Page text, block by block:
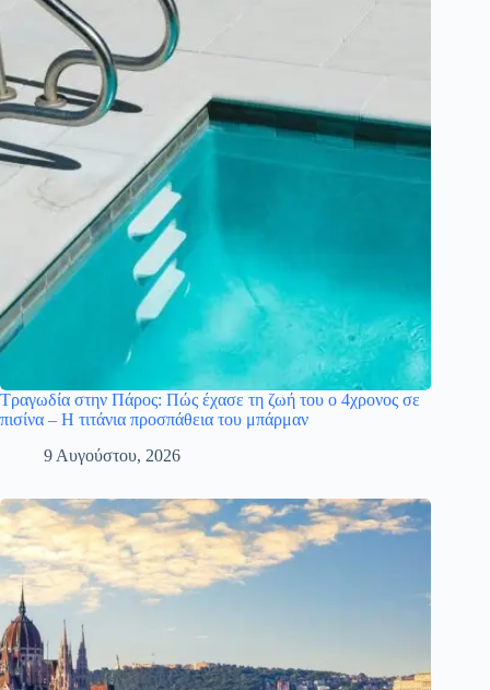
Τραγωδία στην Πάρος: Πώς έχασε τη ζωή του ο 4χρονος σε
πισίνα – Η τιτάνια προσπάθεια του μπάρμαν
9 Αυγούστου, 2026